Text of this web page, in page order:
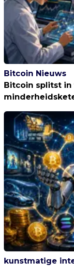
Bitcoin Nieuws
Bitcoin splitst in
kunstmatige